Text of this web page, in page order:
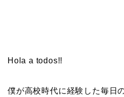
Hola a todos!!
僕が高校時代に経験した毎日